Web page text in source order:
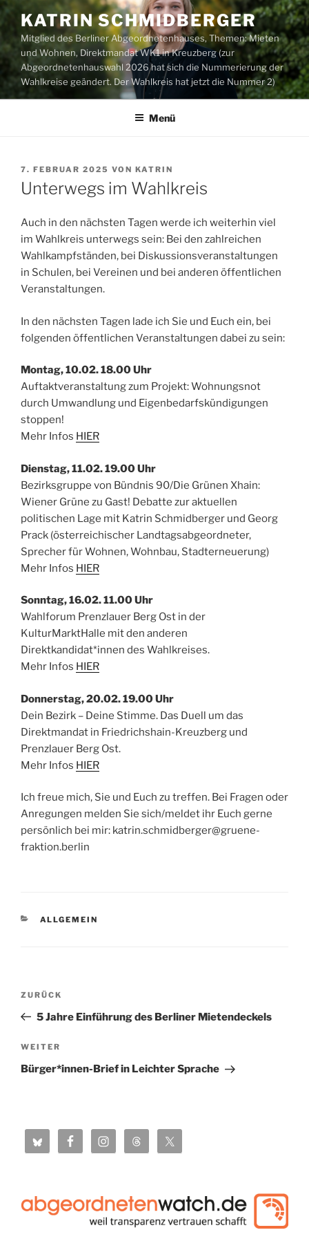
Zum
Inhalt
springen
KATRIN SCHMIDBERGER
Mitglied des Berliner Abgeordnetenhauses, Themen: Mieten
und Wohnen, Direktmandat WK1 in Kreuzberg (zur
Abgeordnetenhauswahl 2026 hat sich die Nummerierung der
Wahlkreise geändert. Der Wahlkreis hat jetzt die Nummer 2)
Menü
VERÖFFENTLICHT
AM
7. FEBRUAR 2025 VON KATRIN
Unterwegs im Wahlkreis
Auch in den nächsten Tagen werde ich weiterhin viel
im Wahlkreis unterwegs sein: Bei den zahlreichen
Wahlkampfständen, bei Diskussionsveranstaltungen
in Schulen, bei Vereinen und bei anderen öffentlichen
Veranstaltungen.
In den nächsten Tagen lade ich Sie und Euch ein, bei
folgenden öffentlichen Veranstaltungen dabei zu sein:
Montag, 10.02. 18.00 Uhr
Auftaktveranstaltung zum Projekt: Wohnungs­not
durch Umwandlung und Eigenbedarfskündigungen
stoppen!
Mehr Infos HIER
Dienstag, 11.02. 19.00 Uhr
Bezirksgruppe von Bündnis 90/Die Grünen Xhain:
Wiener Grüne zu Gast! Debatte zur aktuellen
politischen Lage mit Katrin Schmidberger und Georg
Prack (österreichischer Landtagsabgeordneter,
Sprecher für Wohnen, Wohnbau, Stadterneuerung)
Mehr Infos HIER
Sonntag, 16.02. 11.00 Uhr
Wahlforum Prenzlauer Berg Ost in der
KulturMarktHalle mit den anderen
Direktkandidat*innen des Wahlkreises.
Mehr Infos HIER
Donnerstag, 20.02. 19.00 Uhr
Dein Bezirk – Deine Stimme. Das Duell um das
Direktmandat in Friedrichshain-Kreuzberg und
Prenzlauer Berg Ost.
Mehr Infos HIER
Ich freue mich, Sie und Euch zu treffen. Bei Fragen oder
Anregungen melden Sie sich/meldet ihr Euch gerne
persönlich bei mir: katrin.schmidberger@gruene-
fraktion.berlin
KATEGORIEN
ALLGEMEIN
Beitragsnavigation
Vorheriger
Beitrag
ZURÜCK
5 Jahre Einführung des Berliner Mietendeckels
Nächster
Beitrag
WEITER
Bürger*innen-Brief in Leichter Sprache